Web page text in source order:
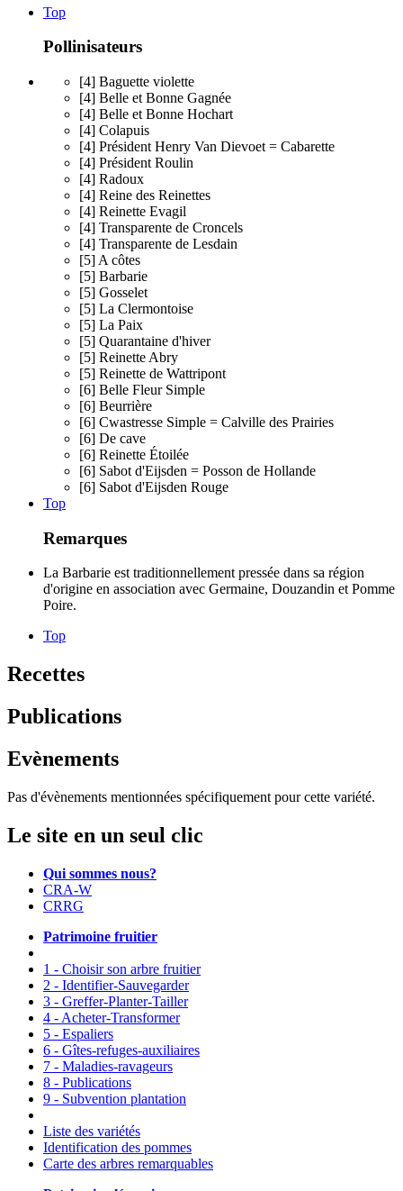
Top
Pollinisateurs
[4] Baguette violette
[4] Belle et Bonne Gagnée
[4] Belle et Bonne Hochart
[4] Colapuis
[4] Président Henry Van Dievoet = Cabarette
[4] Président Roulin
[4] Radoux
[4] Reine des Reinettes
[4] Reinette Evagil
[4] Transparente de Croncels
[4] Transparente de Lesdain
[5] A côtes
[5] Barbarie
[5] Gosselet
[5] La Clermontoise
[5] La Paix
[5] Quarantaine d'hiver
[5] Reinette Abry
[5] Reinette de Wattripont
[6] Belle Fleur Simple
[6] Beurrière
[6] Cwastresse Simple = Calville des Prairies
[6] De cave
[6] Reinette Étoilée
[6] Sabot d'Eijsden = Posson de Hollande
[6] Sabot d'Eijsden Rouge
Top
Remarques
La Barbarie est traditionnellement pressée dans sa région
d'origine en association avec Germaine, Douzandin et Pomme
Poire.
Top
Recettes
Publications
Evènements
Pas d'évènements mentionnées spécifiquement pour cette variété.
Le site en un seul clic
Qui sommes nous?
CRA-W
CRRG
Patrimoine fruitier
1 - Choisir son arbre fruitier
2 - Identifier-Sauvegarder
3 - Greffer-Planter-Tailler
4 - Acheter-Transformer
5 - Espaliers
6 - Gîtes-refuges-auxiliaires
7 - Maladies-ravageurs
8 - Publications
9 - Subvention plantation
Liste des variétés
Identification des pommes
Carte des arbres remarquables